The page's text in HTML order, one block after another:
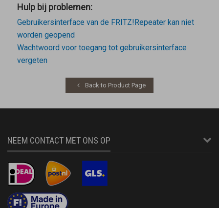
Hulp bij problemen:
Gebruikersinterface van de FRITZ!Repeater kan niet
worden geopend
Wachtwoord voor toegang tot gebruikersinterface
vergeten
Back to Product Page
NEEM CONTACT MET ONS OP